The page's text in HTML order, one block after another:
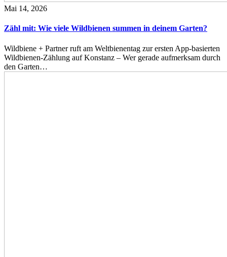
Mai 14, 2026
Zähl mit: Wie viele Wildbienen summen in deinem Garten?
Wildbiene + Partner ruft am Weltbienentag zur ersten App-basierten
Wildbienen-Zählung auf Konstanz – Wer gerade aufmerksam durch
den Garten…